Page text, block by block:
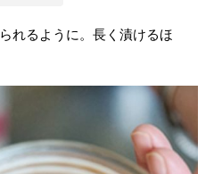
れるように。長く漬けるほ